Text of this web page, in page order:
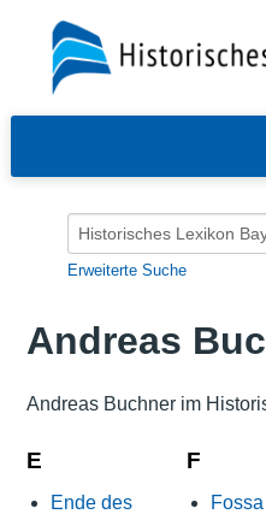
Erweiterte Suche
Andreas
Andreas Buchner im
E
Ende des
F
Fossa